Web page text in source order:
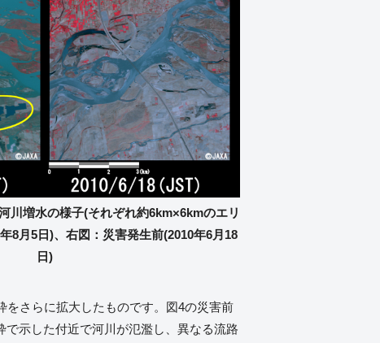
川増水の様子(それぞれ約6km×6kmのエリ
8月5日)、右図：災害発生前(2010年6月18
日)
さらに拡大したものです。図4の災害前
示した付近で河川が氾濫し、異なる流路